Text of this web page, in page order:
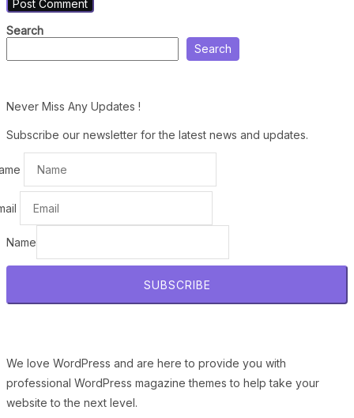
Search
Search
Never Miss Any Updates !
Subscribe our newsletter for the latest news and updates.
Name
SUBSCRIBE
We love WordPress and are here to provide you with
professional WordPress magazine themes to help take your
website to the next level.